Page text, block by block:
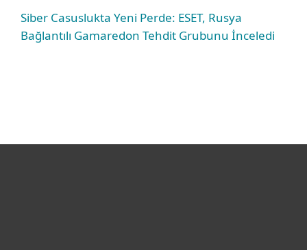
Siber Casuslukta Yeni Perde: ESET, Rusya
Bağlantılı Gamaredon Tehdit Grubunu İnceledi